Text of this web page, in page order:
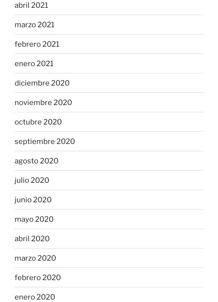
abril 2021
marzo 2021
febrero 2021
enero 2021
diciembre 2020
noviembre 2020
octubre 2020
septiembre 2020
agosto 2020
julio 2020
junio 2020
mayo 2020
abril 2020
marzo 2020
febrero 2020
enero 2020